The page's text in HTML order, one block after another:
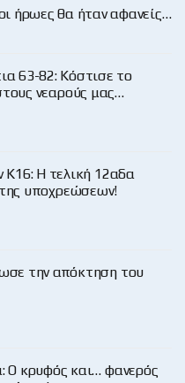
ήρωες θα ήταν αφανείς…
63-82: Κόστισε το
νεαρούς μας…
Κ16: Η τελική 12αδα
υποχρεώσεων!
την απόκτηση του
Ο κρυφός και… φανερός